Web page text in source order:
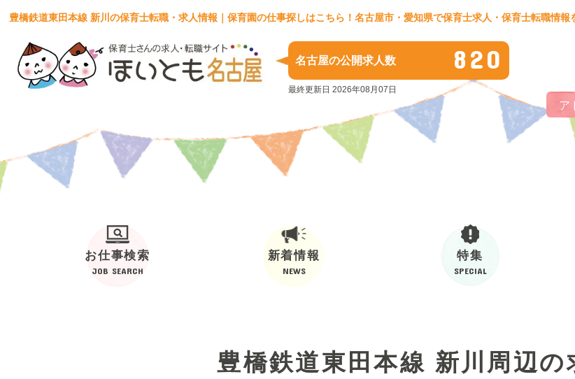
豊橋鉄道東田本線 新川の保育士転職・求人情報｜保育園の仕事探しはこちら！名古屋市・愛知県で保育士求人・保育士転職情報
名古屋の公開求人数 820
最終更新日 2026年08月07日
ア
お仕事検索
JOB SEARCH
新着情報
NEWS
特集
SPECIAL
豊橋鉄道東田本線 新川周辺の